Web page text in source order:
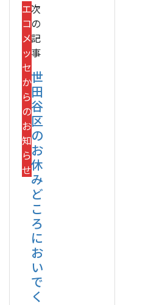
エ
コ
メ
ッ
セ
か
ら
の
お
知
ら
せ
次
の
記
事
世
田
谷
区
の
お
休
み
ど
こ
ろ
に
お
い
で
く